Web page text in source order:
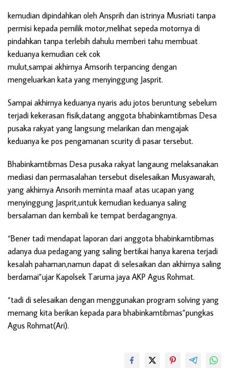
kemudian dipindahkan oleh Ansprih dan istrinya Musriati tanpa
permisi kepada pemilik motor,melihat sepeda motornya di
pindahkan tanpa terlebih dahulu memberi tahu membuat
keduanya kemudian cek cok
mulut,sampai akhirnya Amsorih terpancing dengan
mengeluarkan kata yang menyinggung Jasprit.
Sampai akhirnya keduanya nyaris adu jotos beruntung sebelum
terjadi kekerasan fisik,datang anggota bhabinkamtibmas Desa
pusaka rakyat yang langsung melarikan dan mengajak
keduanya ke pos pengamanan scurity di pasar tersebut.
Bhabinkamtibmas Desa pusaka rakyat langaung melaksanakan
mediasi dan permasalahan tersebut diselesaikan Musyawarah,
yang akhirnya Ansorih meminta maaf atas ucapan yang
menyinggung Jasprit,untuk kemudian keduanya saling
bersalaman dan kembali ke tempat berdagangnya.
“Bener tadi mendapat laporan dari anggota bhabinkamtibmas
adanya dua pedagang yang saling bertikai hanya karena terjadi
kesalah pahaman,namun dapat di selesaikan dan akhirnya saling
berdamai”ujar Kapolsek Taruma jaya AKP Agus Rohmat.
“tadi di selesaikan dengan menggunakan program solving yang
memang kita berikan kepada para bhabinkamtibmas”pungkas
Agus Rohmat(Ari).